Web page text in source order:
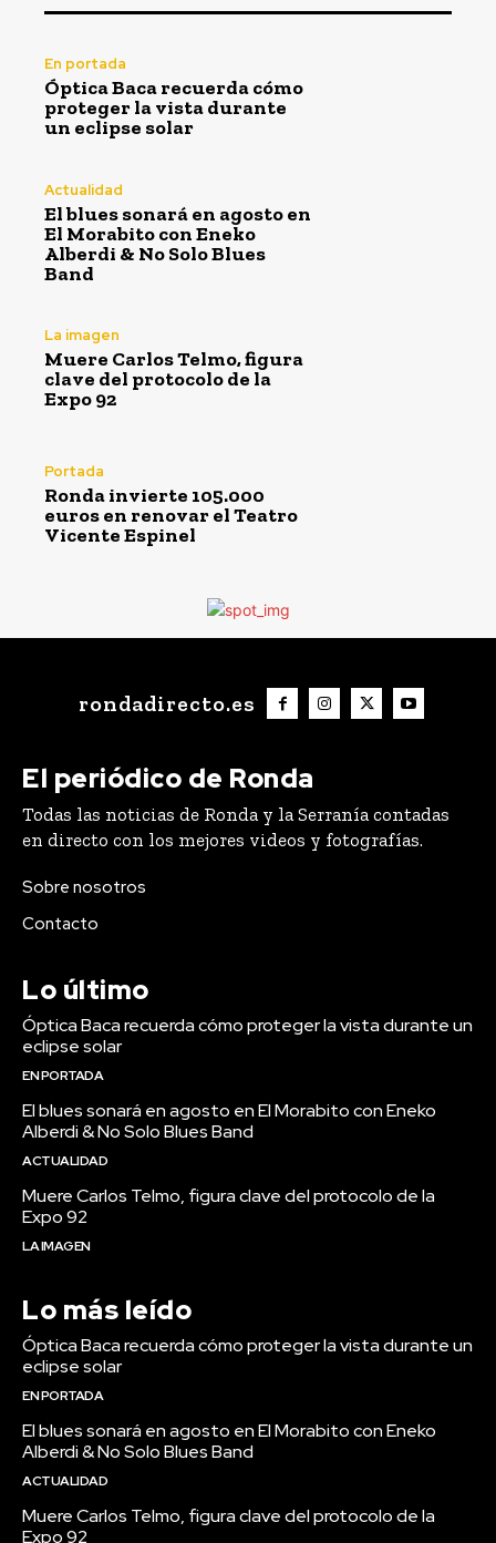
En portada
Óptica Baca recuerda cómo
proteger la vista durante
un eclipse solar
Actualidad
El blues sonará en agosto en
El Morabito con Eneko
Alberdi & No Solo Blues
Band
La imagen
Muere Carlos Telmo, figura
clave del protocolo de la
Expo 92
Portada
Ronda invierte 105.000
euros en renovar el Teatro
Vicente Espinel
rondadirecto.es
El periódico de Ronda
Todas las noticias de Ronda y la Serranía contadas
en directo con los mejores videos y fotografías.
Sobre nosotros
Contacto
Lo último
Óptica Baca recuerda cómo proteger la vista durante un
eclipse solar
EN PORTADA
El blues sonará en agosto en El Morabito con Eneko
Alberdi & No Solo Blues Band
ACTUALIDAD
Muere Carlos Telmo, figura clave del protocolo de la
Expo 92
LA IMAGEN
Lo más leído
Óptica Baca recuerda cómo proteger la vista durante un
eclipse solar
EN PORTADA
El blues sonará en agosto en El Morabito con Eneko
Alberdi & No Solo Blues Band
ACTUALIDAD
Muere Carlos Telmo, figura clave del protocolo de la
Expo 92